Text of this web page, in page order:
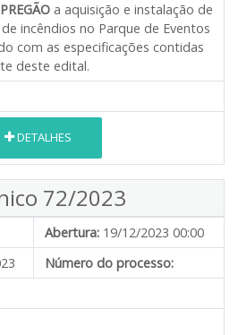
PREGÃO a aquisição e instalação de
incêndios no Parque de Eventos
com as especificações contidas
deste edital.
DETALHES
72/2023
Abertura: 19/12/2023 00:00
Número do processo: